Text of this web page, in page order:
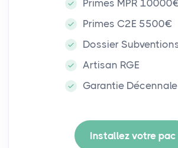
Primes MPR
Primes C2E 5500€
Dossier
Artisan RGE
Garantie Décennale
Installez votre pac